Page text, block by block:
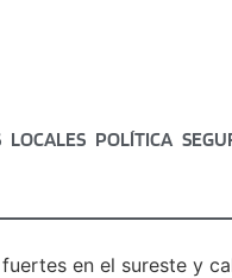
LOCALES POLÍTICA
en el sureste y